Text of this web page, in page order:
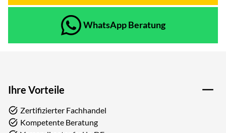
WhatsApp Beratung
Ihre Vorteile
Zertifizierter Fachhandel
Kompetente Beratung